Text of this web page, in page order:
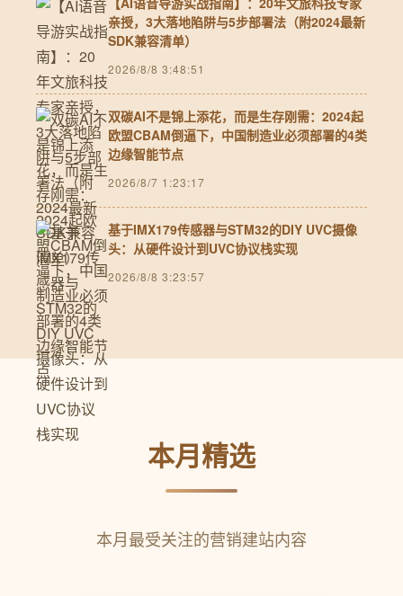
亲授，3大落地陷阱与5步部署法（附2024最新
SDK兼容清单）
2026/8/8 3:48:51
双碳AI不是锦上添花，而是生存刚需：2024起
欧盟CBAM倒逼下，中国制造业必须部署的4类
边缘智能节点
2026/8/7 1:23:17
基于IMX179传感器与STM32的DIY UVC摄像
头：从硬件设计到UVC协议栈实现
2026/8/8 3:23:57
本月精选
本月最受关注的营销建站内容